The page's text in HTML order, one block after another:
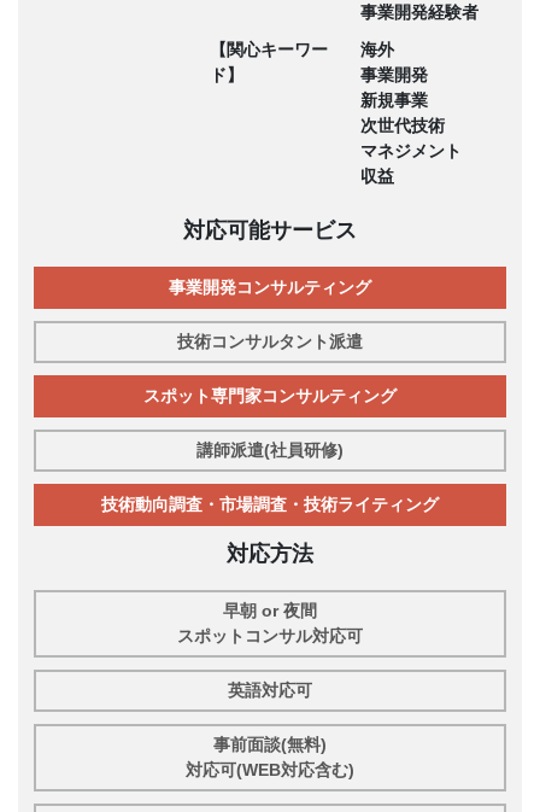
事業開発経験者
【関心キーワー
ド】
海外
事業開発
新規事業
次世代技術
マネジメント
収益
対応可能サービス
事業開発コンサルティング
技術コンサルタント派遣
スポット専門家コンサルティング
講師派遣(社員研修)
技術動向調査・市場調査・技術ライティング
対応方法
早朝 or 夜間
スポットコンサル対応可
英語対応可
事前面談(無料)
対応可(WEB対応含む)